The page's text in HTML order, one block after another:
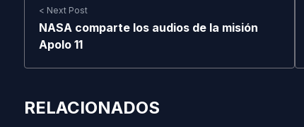
< Next Post
NASA comparte los audios de la misión
Apolo 11
RELACIONADOS